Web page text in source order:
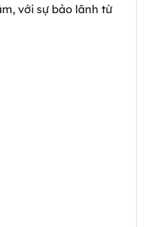
với sự bảo lãnh từ